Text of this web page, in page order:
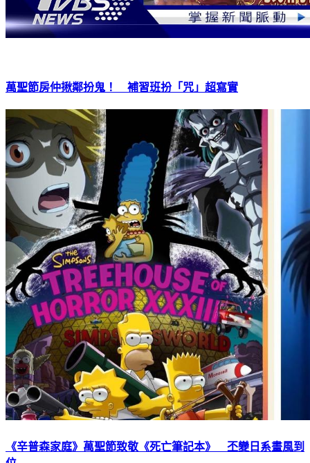
萬聖節房仲揪鄰扮鬼！ 補習班扮「咒」超寫實
《辛普森家庭》萬聖節致敬《死亡筆記本》 丕變日系畫風到